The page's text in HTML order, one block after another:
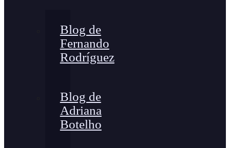
Blog de
Fernando
Rodríguez
Blog de
Adriana
Botelho